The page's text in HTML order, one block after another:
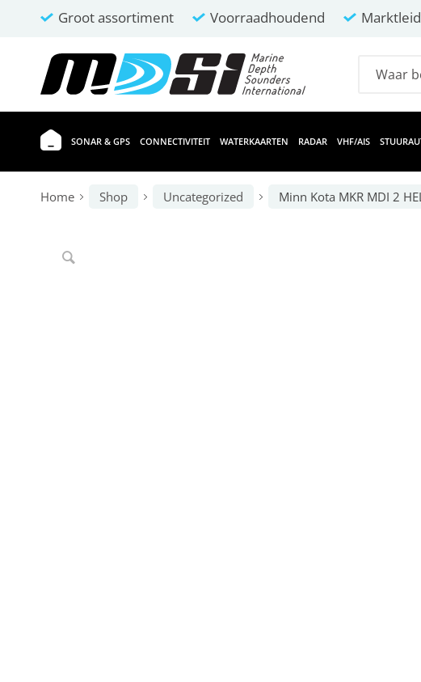
Groot assortiment Voorraadhoudend
SONAR & GPS CONNECTIVITEIT WATERKAARTEN RADAR VHF/AIS
Home Shop Uncategorized Minn Kota MKR MDI 2